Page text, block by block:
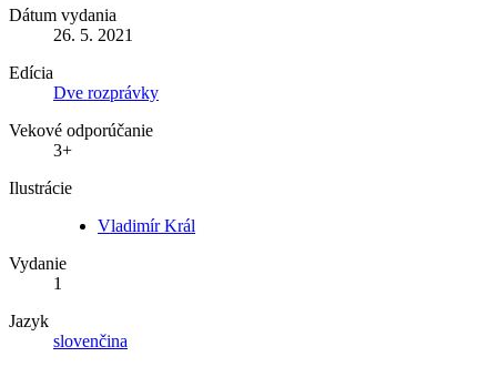
Dátum vydania
26. 5. 2021
Edícia
Dve rozprávky
Vekové odporúčanie
3+
Ilustrácie
Vladimír Král
Vydanie
1
Jazyk
slovenčina